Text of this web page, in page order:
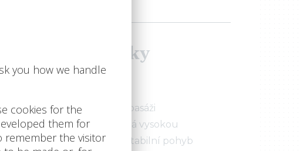
jednotky
v Plzni
44m²v zavedené pasáži
- Bolevec. Lokalita vyniká vysokou
Albert, který zajišťuje stabilní pohyb